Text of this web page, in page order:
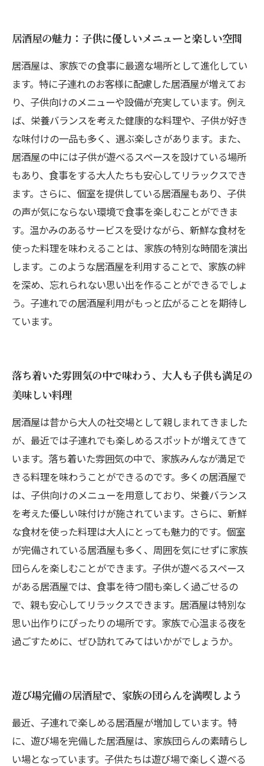
居酒屋の魅力：子供に優しいメニューと楽しい空間
居酒屋は、家族での食事に最適な場所として進化してい
ます。特に子連れのお客様に配慮した居酒屋が増えてお
り、子供向けのメニューや設備が充実しています。例え
ば、栄養バランスを考えた健康的な料理や、子供が好き
な味付けの一品も多く、選ぶ楽しさがあります。また、
居酒屋の中には子供が遊べるスペースを設けている場所
もあり、食事をする大人たちも安心してリラックスでき
ます。さらに、個室を提供している居酒屋もあり、子供
の声が気にならない環境で食事を楽しむことができま
す。温かみのあるサービスを受けながら、新鮮な食材を
使った料理を味わえることは、家族の特別な時間を演出
します。このような居酒屋を利用することで、家族の絆
を深め、忘れられない思い出を作ることができるでしょ
う。子連れでの居酒屋利用がもっと広がることを期待し
ています。
落ち着いた雰囲気の中で味わう、大人も子供も満足の
美味しい料理
居酒屋は昔から大人の社交場として親しまれてきました
が、最近では子連れでも楽しめるスポットが増えてきて
います。落ち着いた雰囲気の中で、家族みんなが満足で
きる料理を味わうことができるのです。多くの居酒屋で
は、子供向けのメニューを用意しており、栄養バランス
を考えた優しい味付けが施されています。さらに、新鮮
な食材を使った料理は大人にとっても魅力的です。個室
が完備されている居酒屋も多く、周囲を気にせずに家族
団らんを楽しむことができます。子供が遊べるスペース
がある居酒屋では、食事を待つ間も楽しく過ごせるの
で、親も安心してリラックスできます。居酒屋は特別な
思い出作りにぴったりの場所です。家族で心温まる夜を
過ごすために、ぜひ訪れてみてはいかがでしょうか。
遊び場完備の居酒屋で、家族の団らんを満喫しよう
最近、子連れで楽しめる居酒屋が増加しています。特
に、遊び場を完備した居酒屋は、家族団らんの素晴らし
い場となっています。子供たちは遊び場で楽しく遊べる